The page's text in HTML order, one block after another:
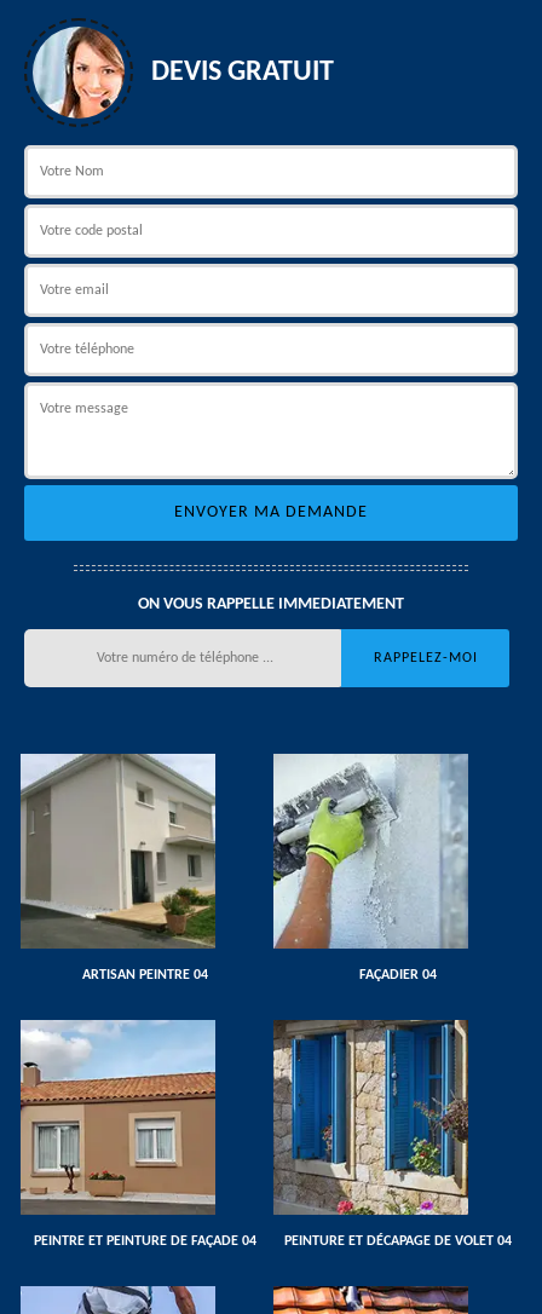
DEVIS GRATUIT
ON VOUS RAPPELLE IMMEDIATEMENT
ARTISAN PEINTRE 04 FAÇADIER 04
PEINTRE ET PEINTURE DE FAÇADE 04 PEINTURE ET DÉCAPAGE DE VOLET 04